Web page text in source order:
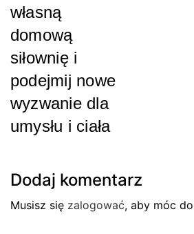
własną
domową
siłownię i
podejmij nowe
wyzwanie dla
umysłu i ciała
Dodaj komentarz
Musisz się zalogować, aby móc